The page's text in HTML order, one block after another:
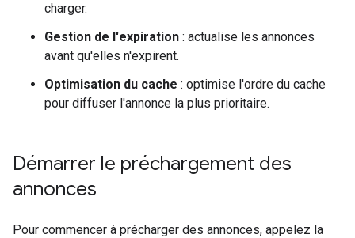
charger.
Gestion de l'expiration : actualise les annonces
avant qu'elles n'expirent.
Optimisation du cache : optimise l'ordre du cache
pour diffuser l'annonce la plus prioritaire.
Démarrer le préchargement des
annonces
Pour commencer à précharger des annonces, appelez la